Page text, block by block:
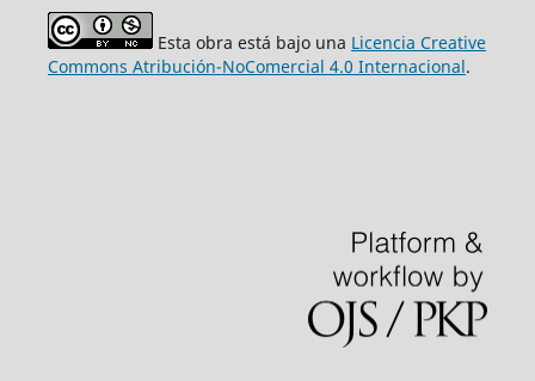
Esta obra está bajo una Licencia Creative
Commons Atribución-NoComercial 4.0 Internacional.